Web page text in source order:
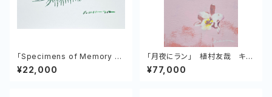
「Specimens of Memory N
o.2 Venus comb murex」
植村友哉 紙、アクリル
¥22,000
「月夜にラン」 植村友哉 キャ
ンバス、アクリル
¥77,000